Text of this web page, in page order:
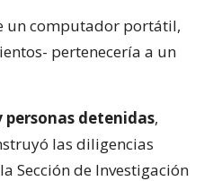
un computador portátil,
pertenecería a un
personas detenidas,
las diligencias
Sección de Investigación